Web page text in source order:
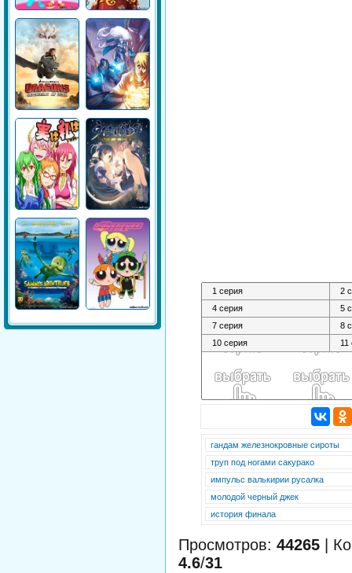
гандам железнокровные сироты
труп под ногами сакурако
импульс валькирии русалка
молодой черный джек
история финала
Просмотров: 44265
4.6/31